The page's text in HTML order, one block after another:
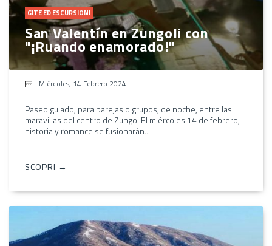
GITE ED ESCURSIONI
San Valentín en Zungoli con
"¡Ruando enamorado!"
Miércoles, 14 Febrero 2024
Paseo guiado, para parejas o grupos, de noche, entre las
maravillas del centro de Zungo. El miércoles 14 de febrero,
historia y romance se fusionarán...
SCOPRI →